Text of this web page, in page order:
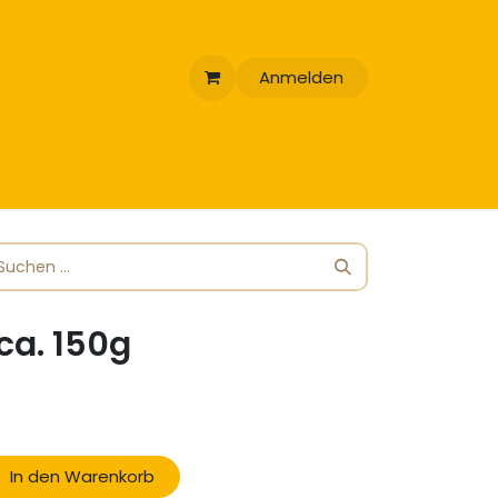
Anmelden
150g
In den Warenkorb